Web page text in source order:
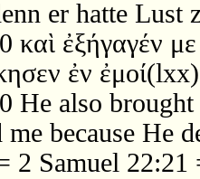
er hatte Lust
καὶ ἐξήγαγέν
ἐν ἐμοί(lxx)
He also
me because He
2 Samuel